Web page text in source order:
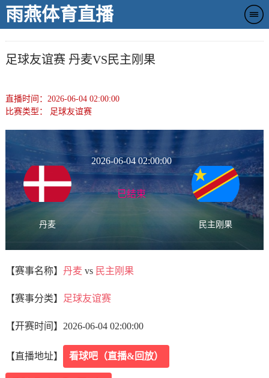
雨燕体育直播
足球友谊赛 丹麦VS民主刚果
直播时间：2026-06-04 02:00:00
比赛类型：
足球友谊赛
丹麦
2026-06-04 02:00:00
已结束
民主刚果
【赛事名称】 丹麦vs 民主刚果
【赛事分类】 足球友谊赛
【开赛时间】 2026-06-04 02:00:00
【直播地址】 看球吧（直播&回放）